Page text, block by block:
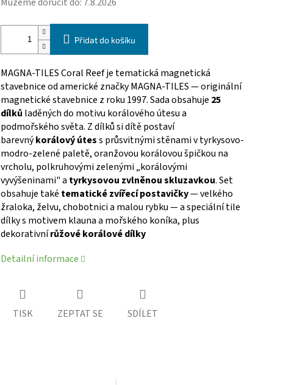
Můžeme doručit do: 7.8.2026
Přidat do košíku
MAGNA-TILES Coral Reef je tematická magnetická
stavebnice od americké značky MAGNA-TILES — originální
magnetické stavebnice z roku 1997. Sada obsahuje 25
dílků laděných do motivu korálového útesu a
podmořského světa. Z dílků si dítě postaví
barevnýkorálový útess průsvitnými stěnami v tyrkysovo-
modro-zelené paletě, oranžovou korálovou špičkou na
vrcholu, polkruhovými zelenými „korálovými
vyvýšeninami" a tyrkysovou zvlněnou skluzavkou. Set
obsahuje také tematické zvířecí postavičky— velkého
žraloka, želvu, chobotnici a malou rybku — a speciální tile
dílky s motivem klauna a mořského koníka, plus
dekorativnírůžové korálové dílky
Detailní informace
TISK ZEPTAT SE SDÍLET